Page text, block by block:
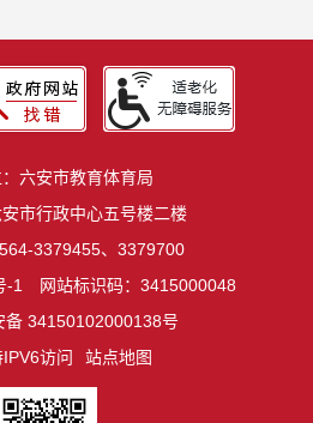
六安市教育体育局
市行政中心五号楼二楼
3379455、3379700
-1
网站标识码：3415000048
备 34150102000138号
访问
站点地图